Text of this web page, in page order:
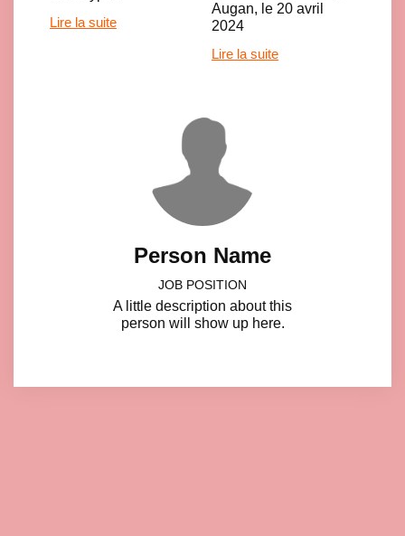
Lire la suite
Augan, le 20 avril
2024
Lire la suite
Click here to accept Marketing cookies and load this content
Person Name
JOB POSITION
A little description about this
person will show up here.